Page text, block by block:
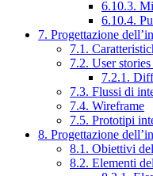
6.10.3.
6.10.4.
7. Progettazione
7.1.
7.2. User
7.2.1.
7.3. Flussi di
7.4. Wireframe
7.5. Prototipi
8. Progettazione
8.1. Obiettivi
8.2. Elementi